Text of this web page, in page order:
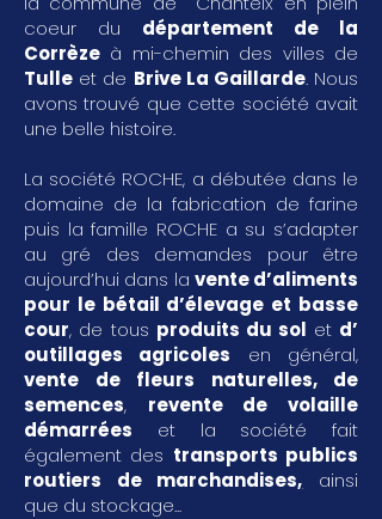
coeur du département de la
Corrèze à mi-chemin des villes de
Tulle et de Brive La Gaillarde. Nous
avons trouvé que cette société avait
une belle histoire.
La société ROCHE, a débutée dans le
domaine de la fabrication de farine
puis la famille ROCHE a su s’adapter
au gré des demandes pour être
aujourd’hui dans la vente d’aliments
pour le bétail d’élevage et basse
cour, de tous produits du sol et d’
outillages agricoles en général,
vente de fleurs naturelles, de
semences, revente de volaille
démarrées et la société fait
également des transports publics
routiers de marchandises, ainsi
que du stockage...